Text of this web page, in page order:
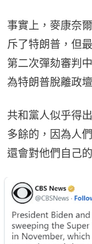
事實上，麥康奈
斥了特朗普，但
第二次彈劾審判
為特朗普脫離政
共和黨人似乎得
多餘的，因為人
還會對他們自己